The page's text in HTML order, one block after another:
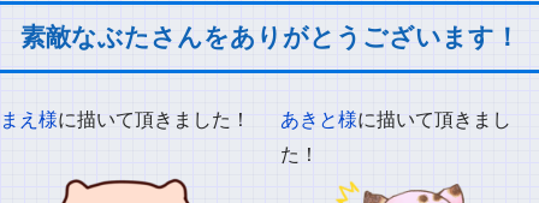
素敵なぶたさんをありがとうございます！
まえ様に描いて頂きました！ あきと様に描いて頂きまし
た！